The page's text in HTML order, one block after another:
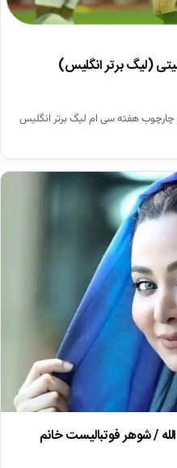
هفته سی ام لیگ برتر انگلیس
/ شوهر فوتبالیست خانم